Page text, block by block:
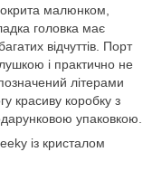
малюнком,
головка має
відчуттів. Порт
і практично не
літерами
красиву коробку з
упаковкою.
із кристалом